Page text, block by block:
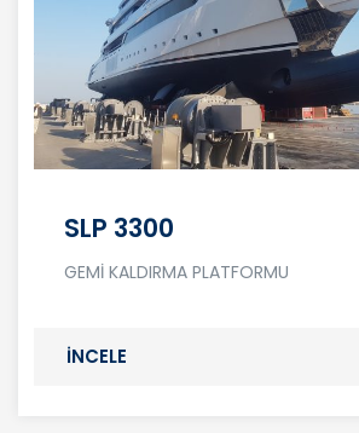
SLP 3300
GEMİ KALDIRMA PLATFORMU
İNCELE